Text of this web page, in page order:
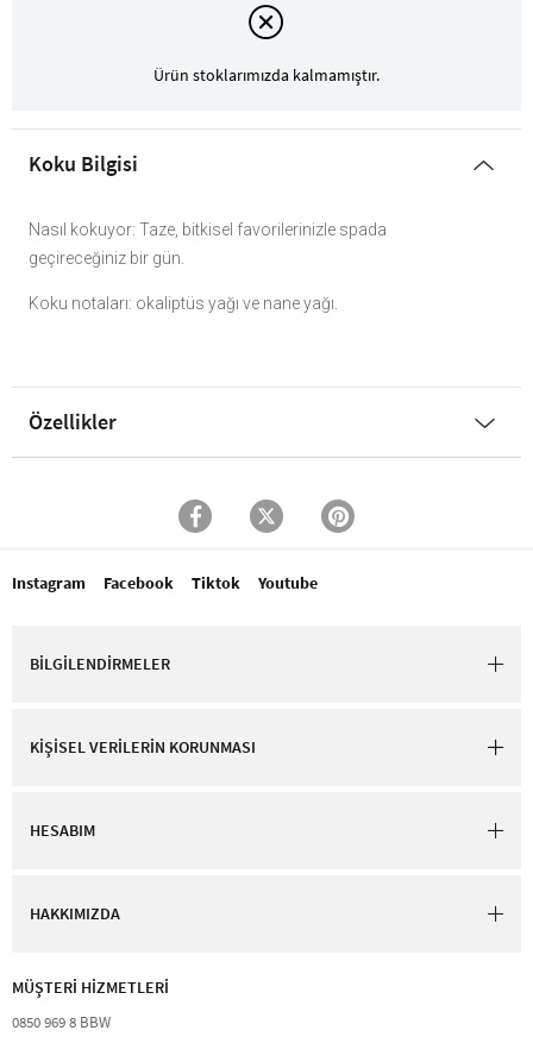
Ürün stoklarımızda kalmamıştır.
Koku Bilgisi
Nasıl kokuyor: Taze, bitkisel favorilerinizle spada
geçireceğiniz bir gün.
Koku notaları: okaliptüs yağı ve nane yağı.
Özellikler
Instagram Facebook Tiktok Youtube
BİLGİLENDİRMELER
KİŞİSEL VERİLERİN KORUNMASI
HESABIM
HAKKIMIZDA
MÜŞTERİ HİZMETLERİ​
0850 969 8 BBW​